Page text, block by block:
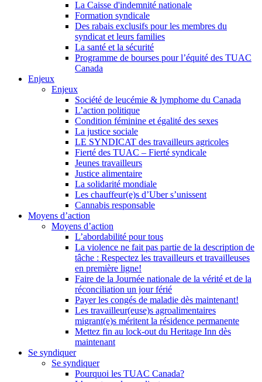
La Caisse d'indemnité nationale
Formation syndicale
Des rabais exclusifs pour les membres du
syndicat et leurs families
La santé et la sécurité
Programme de bourses pour l’équité des TUAC
Canada
Enjeux
Enjeux
Société de leucémie & lymphome du Canada
L’action politique
Condition féminine et égalité des sexes
La justice sociale
LE SYNDICAT des travailleurs agricoles
Fierté des TUAC – Fierté syndicale
Jeunes travailleurs
Justice alimentaire
La solidarité mondiale
Les chauffeur(e)s d’Uber s’unissent
Cannabis responsable
Moyens d’action
Moyens d’action
L’abordabilité pour tous
La violence ne fait pas partie de la description de
tâche : Respectez les travailleurs et travailleuses
en première ligne!
Faire de la Journée nationale de la vérité et de la
réconciliation un jour férié
Payer les congés de maladie dès maintenant!
Les travailleur(euse)s agroalimentaires
migrant(e)s méritent la résidence permanente
Mettez fin au lock-out du Heritage Inn dès
maintenant
Se syndiquer
Se syndiquer
Pourquoi les TUAC Canada?